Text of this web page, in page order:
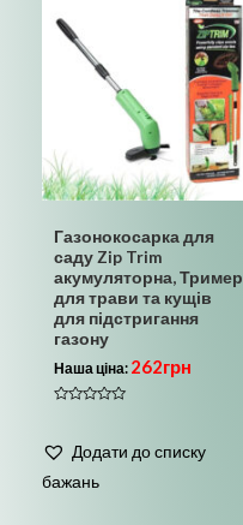
Газонокосарка для
саду Zip Trim
акумуляторна, Тример
для трави та кущів
для підстригання
газону
Наша ціна: 262грн
з
Додати до списку
бажань